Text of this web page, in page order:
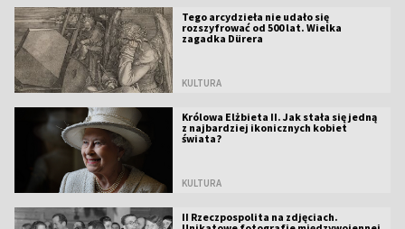
Tego arcydzieła nie udało się
rozszyfrować od 500 lat. Wielka
zagadka Dürera
KULTURA
Królowa Elżbieta II. Jak stała się jedną
z najbardziej ikonicznych kobiet
świata?
KULTURA
II Rzeczpospolita na zdjęciach.